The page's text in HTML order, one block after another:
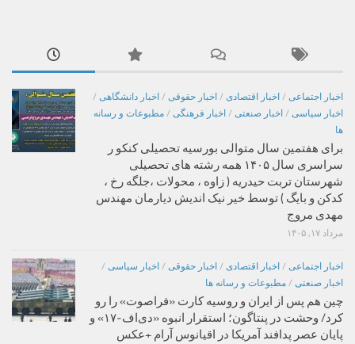
اخبار اجتماعی / اخبار اقتصادی / اخبار حقوقی / اخبار دانشگاهی /
اخبار سیاسی / اخبار صنعتی / اخبار فرهنگی / مطبوعات و رسانه
ها
برای هفتمین سال متوالی بورسیه تحصیلی کنکو ر
سراسری سال ۱۴۰۵ همه رشته های تحصیلی
شهرستان تربت حیدریه ( زاوه ، محولات ،جلگه رخ ،
کدکن و بایگ ) توسط خیر نیک اندیش دیارمان مهندس
مهدی مروج
مرداد ۱۷, ۱۴۰۵
اخبار اجتماعی / اخبار اقتصادی / اخبار حقوقی / اخبار سیاسی /
اخبار صنعتی / مطبوعات و رسانه ها
چین هم پس از ایران و روسیه کارت «فراصوت» را رو
کرد/ وحشت در پنتاگون؛ استقرار انبوه «دی‌اف‑۱۷» و
پایان عصر پدافند آمریکا در اقیانوس آرام +عکس